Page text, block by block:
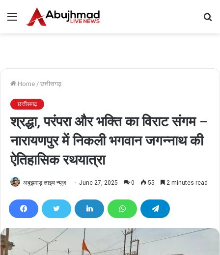
Menu
Home / छत्तीसगढ़
छत्तीसगढ़
श्रद्धा, परंपरा और भक्ति का विराट संगम –
नारायणपुर में निकली भगवान जगन्नाथ की
ऐतिहासिक रथयात्रा
अबूझमाड़ लाइव न्यूज़ June 27, 2025 0 55 2 minutes read